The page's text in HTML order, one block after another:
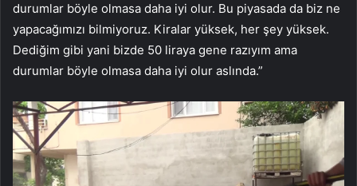
durumlar böyle olmasa daha iyi olur. Bu piyasada da biz ne
yapacağımızı bilmiyoruz. Kiralar yüksek, her şey yüksek.
Dediğim gibi yani bizde 50 liraya gene razıyım ama
durumlar böyle olmasa daha iyi olur aslında.”